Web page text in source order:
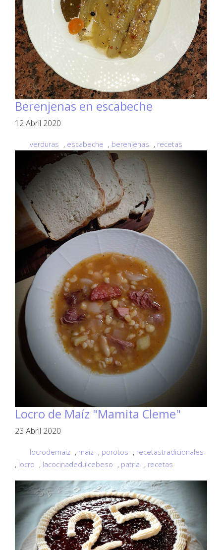
Berenjenas en escabeche
12 Abril 2020
verduras , escabeche , berenjenas , recetas
Locro de Maíz "Mamita Cleme"
23 Abril 2020
locrodemaiz , maiz , porotos , recetastradicionales
, locro , lacocinadedulcebeso , patria , recetas